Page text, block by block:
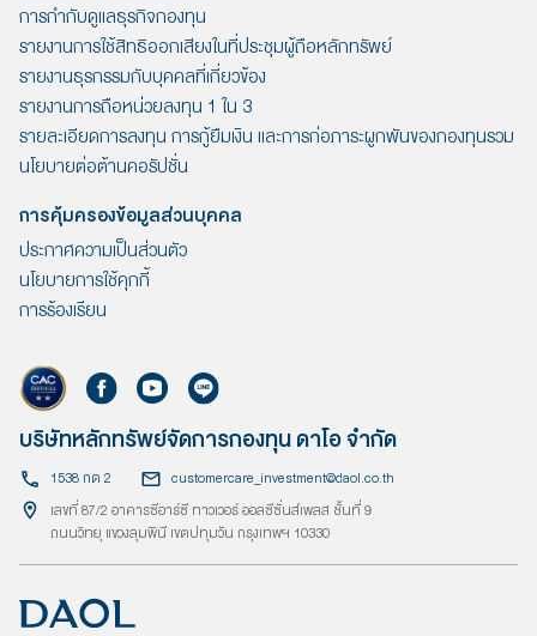
การกำกับดูแลธุรกิจกองทุน
รายงานการใช้สิทธิออกเสียงในที่ประชุมผู้ถือหลักทรัพย์
รายงานธุรกรรมกับบุคคลที่เกี่ยวข้อง
รายงานการถือหน่วยลงทุน 1 ใน 3
รายละเอียดการลงทุน การกู้ยืมเงิน และการก่อภาระผูกพันของกองทุนรวม
นโยบายต่อต้านคอรัปชั่น
การคุ้มครองข้อมูลส่วนบุคคล
ประกาศความเป็นส่วนตัว
นโยบายการใช้คุกกี้
การร้องเรียน
บริษัทหลักทรัพย์จัดการกองทุน ดาโอ จำกัด
1538 กด 2
customercare_investment@daol.co.th
เลขที่ 87/2 อาคารซีอาร์ซี ทาวเวอร์ ออลซีซั่นส์เพลส ชั้นที่ 9
ถนนวิทยุ แขวงลุมพินี เขตปทุมวัน กรุงเทพฯ 10330